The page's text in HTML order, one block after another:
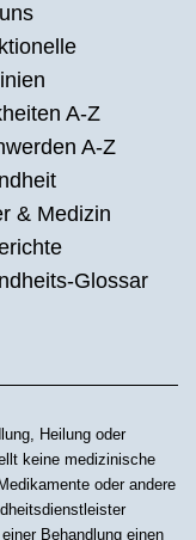
A-Z
A-Z
& Medizin
Glossar
Heilung oder
keine medizinische
oder andere
Behandlung einen